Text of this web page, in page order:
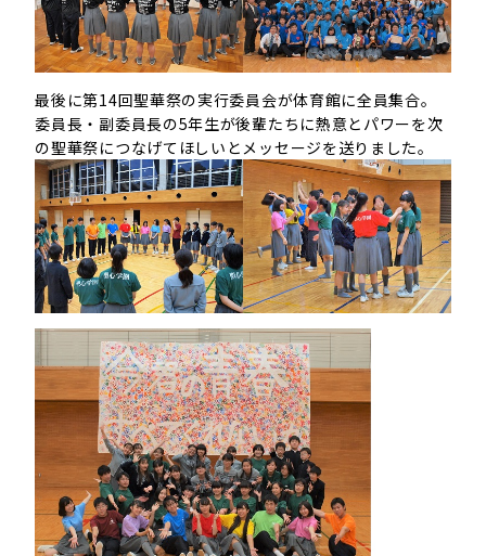
最後に第14回聖華祭の実行委員会が体育館に全員集合。
委員長・副委員長の5年生が後輩たちに熱意とパワーを次
の聖華祭につなげてほしいとメッセージを送りました。